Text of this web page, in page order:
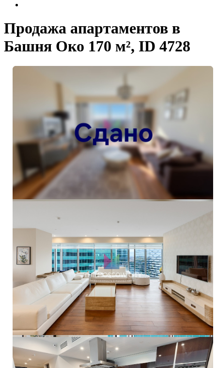
Продажа апартаментов в
Башня Око 170 м², ID 4728